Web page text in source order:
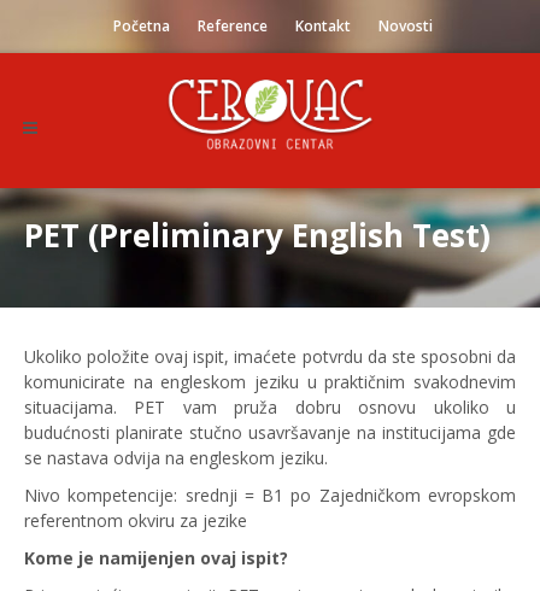
Početna Reference Kontakt Novosti
PET (Preliminary English Test)
Ukoliko položite ovaj ispit, imaćete potvrdu da ste sposobni da
komunicirate na engleskom jeziku u praktičnim svakodnevim
situacijama. PET vam pruža dobru osnovu ukoliko u
budućnosti planirate stučno usavršavanje na institucijama gde
se nastava odvija na engleskom jeziku.
Nivo kompetencije: srednji = B1 po Zajedničkom evropskom
referentnom okviru za jezike
Kome je namijenjen ovaj ispit?